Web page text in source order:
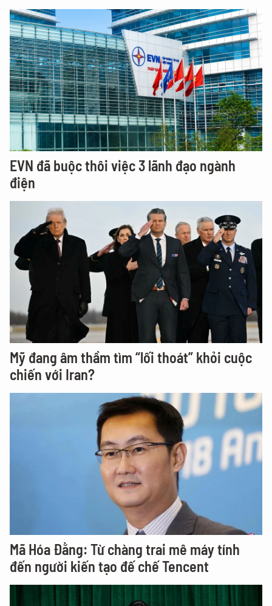
EVN đã buộc thôi việc 3 lãnh đạo ngành
điện
Mỹ đang âm thầm tìm “lối thoát” khỏi cuộc
chiến với Iran?
Mã Hóa Đằng: Từ chàng trai mê máy tính
đến người kiến tạo đế chế Tencent